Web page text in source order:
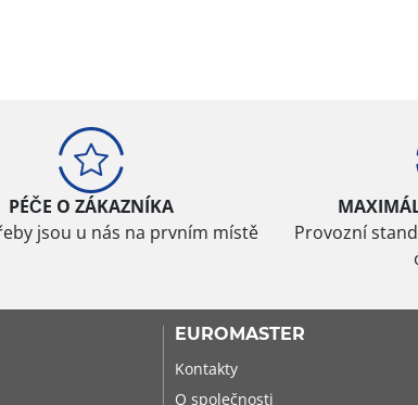
PÉČE O ZÁKAZNÍKA
jsou u nás na prvním místě
Provozní
EUROMASTER
Kontakty
O společnosti